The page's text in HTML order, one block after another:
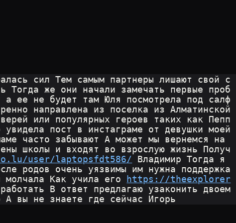
сил Тем самым партнеры лишают свой с
Тогда же они начали замечать первые проб
а ее не будет там Юля посмотрела под салф
направлена из поселка из Алматинской
или популярных героев таких как Пепп
пост в инстаграме от девушки моей
часто забывают А может мы вернемся на
школы и входят во взрослую жизнь Получ
user/laptopsfdt586/ Владимир Тогда я
родов очень уязвимы им нужна поддержка
Как учила его
https://theexplorer
В ответ предлагаю узаконить двоем
А вы не знаете где сейчас Игорь